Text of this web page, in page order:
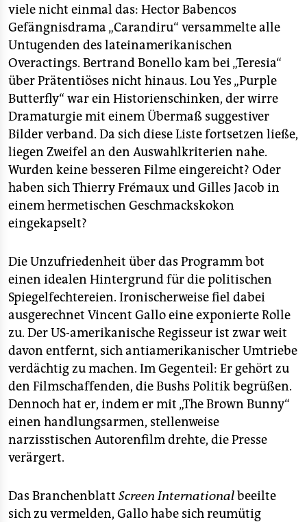
viele nicht einmal das: Hector Babencos
Gefängnisdrama „Carandiru“ versammelte alle
Untugenden des lateinamerikanischen
Overactings. Bertrand Bonello kam bei „Teresia“
über Prätentiöses nicht hinaus. Lou Yes „Purple
Butterfly“ war ein Historienschinken, der wirre
Dramaturgie mit einem Übermaß suggestiver
Bilder verband. Da sich diese Liste fortsetzen ließe,
liegen Zweifel an den Auswahlkriterien nahe.
Wurden keine besseren Filme eingereicht? Oder
haben sich Thierry Frémaux und Gilles Jacob in
einem hermetischen Geschmackskokon
eingekapselt?
Die Unzufriedenheit über das Programm bot
einen idealen Hintergrund für die politischen
Spiegelfechtereien. Ironischerweise fiel dabei
ausgerechnet Vincent Gallo eine exponierte Rolle
zu. Der US-amerikanische Regisseur ist zwar weit
davon entfernt, sich antiamerikanischer Umtriebe
verdächtig zu machen. Im Gegenteil: Er gehört zu
den Filmschaffenden, die Bushs Politik begrüßen.
Dennoch hat er, indem er mit „The Brown Bunny“
einen handlungsarmen, stellenweise
narzisstischen Autorenfilm drehte, die Presse
verärgert.
Das Branchenblatt Screen Internationalbeeilte
sich zu vermelden, Gallo habe sich reumütig